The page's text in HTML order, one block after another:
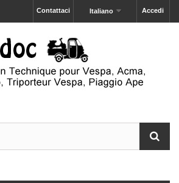
Accedi
Italiano
Contattaci